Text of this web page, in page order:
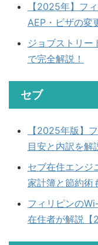
【2025年】フ
AEP・ビザの変
ジョブストリ
で完全解説！
セブ
【2025年版】
目安と内訳を解
セブ在住エンジ
家計簿と節約術
フィリピンの
在住者が解説【